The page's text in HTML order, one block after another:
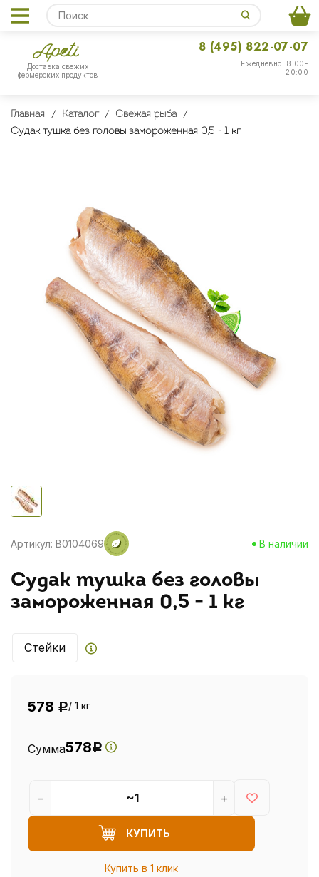
Доставка свежих
фермерских продуктов
Ежедневно: 8:00-
20:00
8 (495) 822-07-07
Главная Каталог
Свежая рыба
Судак тушка без головы замороженная 0,5 - 1 кг
Артикул: B0104069 В наличии
Судак тушка без головы
замороженная 0,5 - 1 кг
Стейки
578 Р/ 1 кг
Сумма578Р
КУПИТЬ
Купить в 1 клик
- +